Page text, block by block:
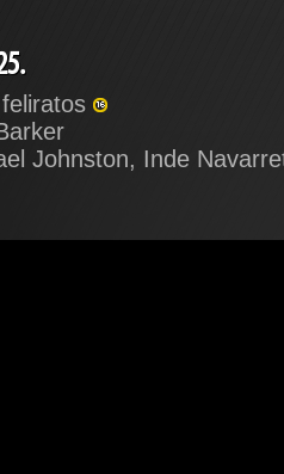
Johnston, Inde